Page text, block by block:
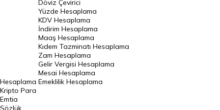
Japon Yeni Kuru
Serbest Piyasa Döviz Kurları
Merkez Bankası Döviz Kurları
Altın Fiyatları
Gram Altın Fiyatı
Hesaplama
Döviz Çevirici
Yüzde Hesaplama
KDV Hesaplama
İndirim Hesaplama
Maaş Hesaplama
Kıdem Tazminatı Hesaplama
Zam Hesaplama
Gelir Vergisi Hesaplama
Mesai Hesaplama
Emeklilik Hesaplama
Kripto Para
Emtia
Sözlük